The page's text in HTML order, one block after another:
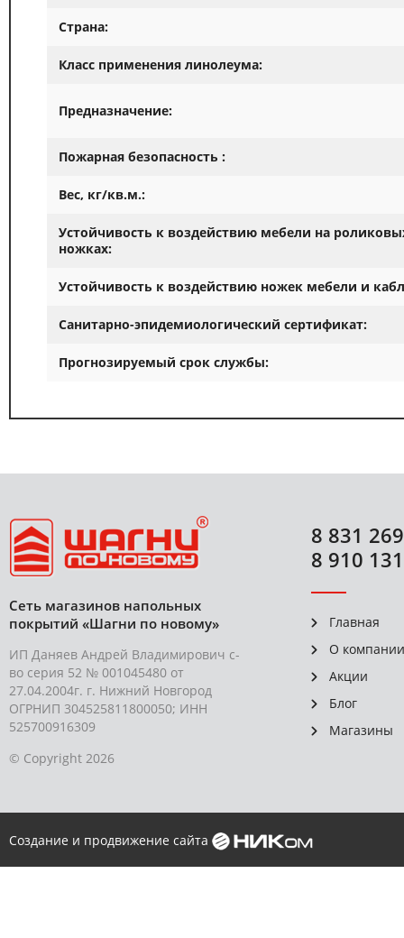
Страна:
Класс применения линолеума:
Предназначение:
Пожарная безопасность :
Вес, кг/кв.м.:
Устойчивость к воздействию мебели на
ножках:
Устойчивость к воздействию ножек мебели и
Санитарно-эпидемиологический сертификат:
Прогнозируемый срок службы:
Сеть магазинов напольных
покрытий «Шагни по новому»
ИП Даняев Андрей Владимирович с-
во серия 52 № 001045480 от
27.04.2004г. г. Нижний Новгород
ОГРНИП 304525811800050; ИНН
525700916309
© Copyright 2026
8 831
8 910
Главная
О компании
Акции
Блог
Магазины
Создание и продвижение сайта